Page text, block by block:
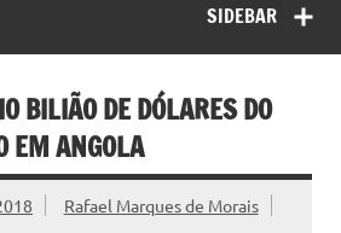
SIDEBAR
BILIÃO DE DÓLARES DO
EM ANGOLA
Rafael Marques de Morais